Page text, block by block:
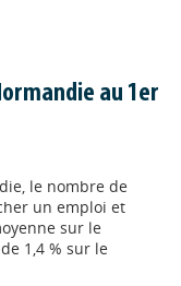
au 1er
le nombre de
un emploi et
sur le
1,4 % sur le